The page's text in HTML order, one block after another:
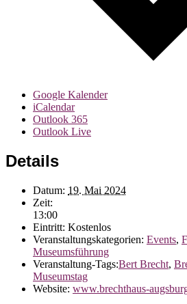
Google Kalender
iCalendar
Outlook 365
Outlook Live
Details
Datum: 19. Mai 2024
Zeit:
13:00
Eintritt: Kostenlos
Veranstaltungskategorien: Events,
Museumsführung
Veranstaltung-Tags:Bert Brecht,
Museumstag
Website: www.brechthaus-